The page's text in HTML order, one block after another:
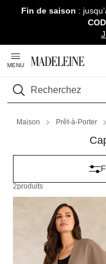
Passer la navigation,
Fin de saison :
MENU
Rechercher
Maison Prêt-à-Porter
2produits
PLANTIER
Poncho en laine polaire